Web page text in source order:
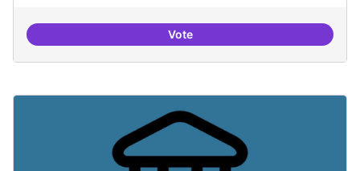
VoteProtocol de rebuda de demandes